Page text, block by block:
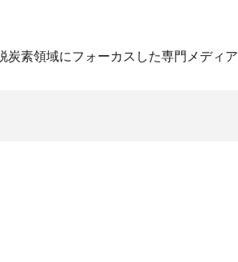
炭素領域にフォーカスした専門メディア